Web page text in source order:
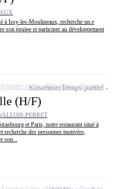
à Issy-les-Moulineaux, recherche un.e
son équipe et participer au développement
(H/F)
PERRET
et Paris, notre restaurant situé à
des personnes motivées,
son...
SaisonnierTemps partiel
Ajouter cette offre à ma sélection